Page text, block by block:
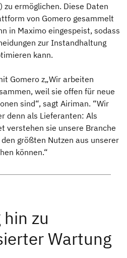
ermöglichen. Diese Daten
von Gomero gesammelt
in Maximo eingespeist, sodass
zur Instandhaltung
kann.
Gomero z„Wir arbeiten
weil sie offen für neue
sind“, sagt Airiman. “Wir
denn als Lieferanten: Als
verstehen sie unsere Branche
größten Nutzen aus unserer
können.“